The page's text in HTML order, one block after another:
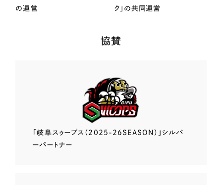
の運営
ク」の共同運営
協賛
「岐阜スゥープス （2025-26SEASON）」 シルバ
ーパートナー